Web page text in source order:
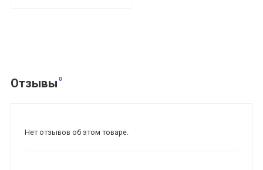
Отзывы 0
Нет отзывов об этом товаре.